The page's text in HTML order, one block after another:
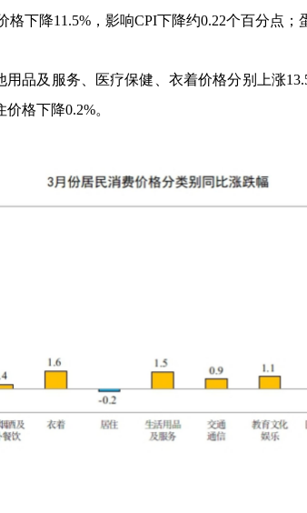
格下降11.5% ，影响CPI下降约0.22个百分点；
品及服务、医疗保健、衣着价格分别上涨
价格下降0.2%。